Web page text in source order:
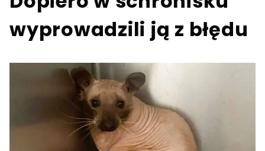
wyprowadzili ją z błędu